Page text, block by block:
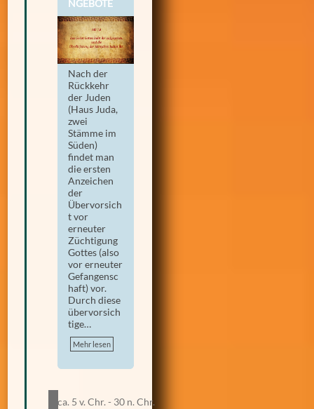
NGEBOTE
Nach der
Rückkehr
der Juden
(Haus Juda,
zwei
Stämme im
Süden)
findet man
die ersten
Anzeichen
der
Übervorsich
t vor
erneuter
Züchtigung
Gottes (also
vor erneuter
Gefangensc
haft) vor.
Durch diese
übervorsich
tige…
Mehr lesen
ca. 5 v. Chr. - 30 n. Chr.